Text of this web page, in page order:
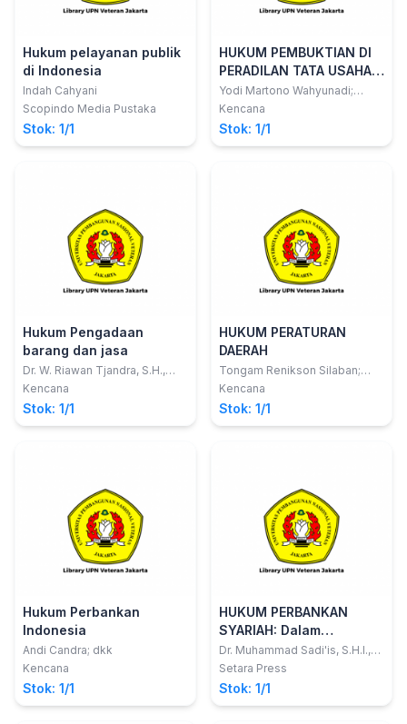
Hukum pelayanan publik
di Indonesia
Indah Cahyani
Scopindo Media Pustaka
Stok: 1/1
HUKUM PEMBUKTIAN DI
PERADILAN TATA USAHA
NEGARA
Yodi Martono Wahyunadi;
Sudarsono
Kencana
Stok: 1/1
Hukum Pengadaan
barang dan jasa
Dr. W. Riawan Tjandra, S.H.,
M.Hum.
Kencana
Stok: 1/1
HUKUM PERATURAN
DAERAH
Tongam Renikson Silaban;
Andriansyah Tiawarman K;
Kencana
Stok: 1/1
Hukum Perbankan
Indonesia
Andi Candra; dkk
Kencana
Stok: 1/1
HUKUM PERBANKAN
SYARIAH: Dalam
Perspektif Dogmatik
Hukum, Teori Hukum, dan
Filsafat Hukum
Dr. Muhammad Sadi'is, S.H.I.,
M.H.
Setara Press
Stok: 1/1